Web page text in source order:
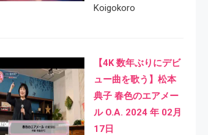
Koigokoro
【4K 数年ぶりにデビ
ュー曲を歌う】松本
典子 春色のエアメー
ル O.A. 2024 年 02月
17日